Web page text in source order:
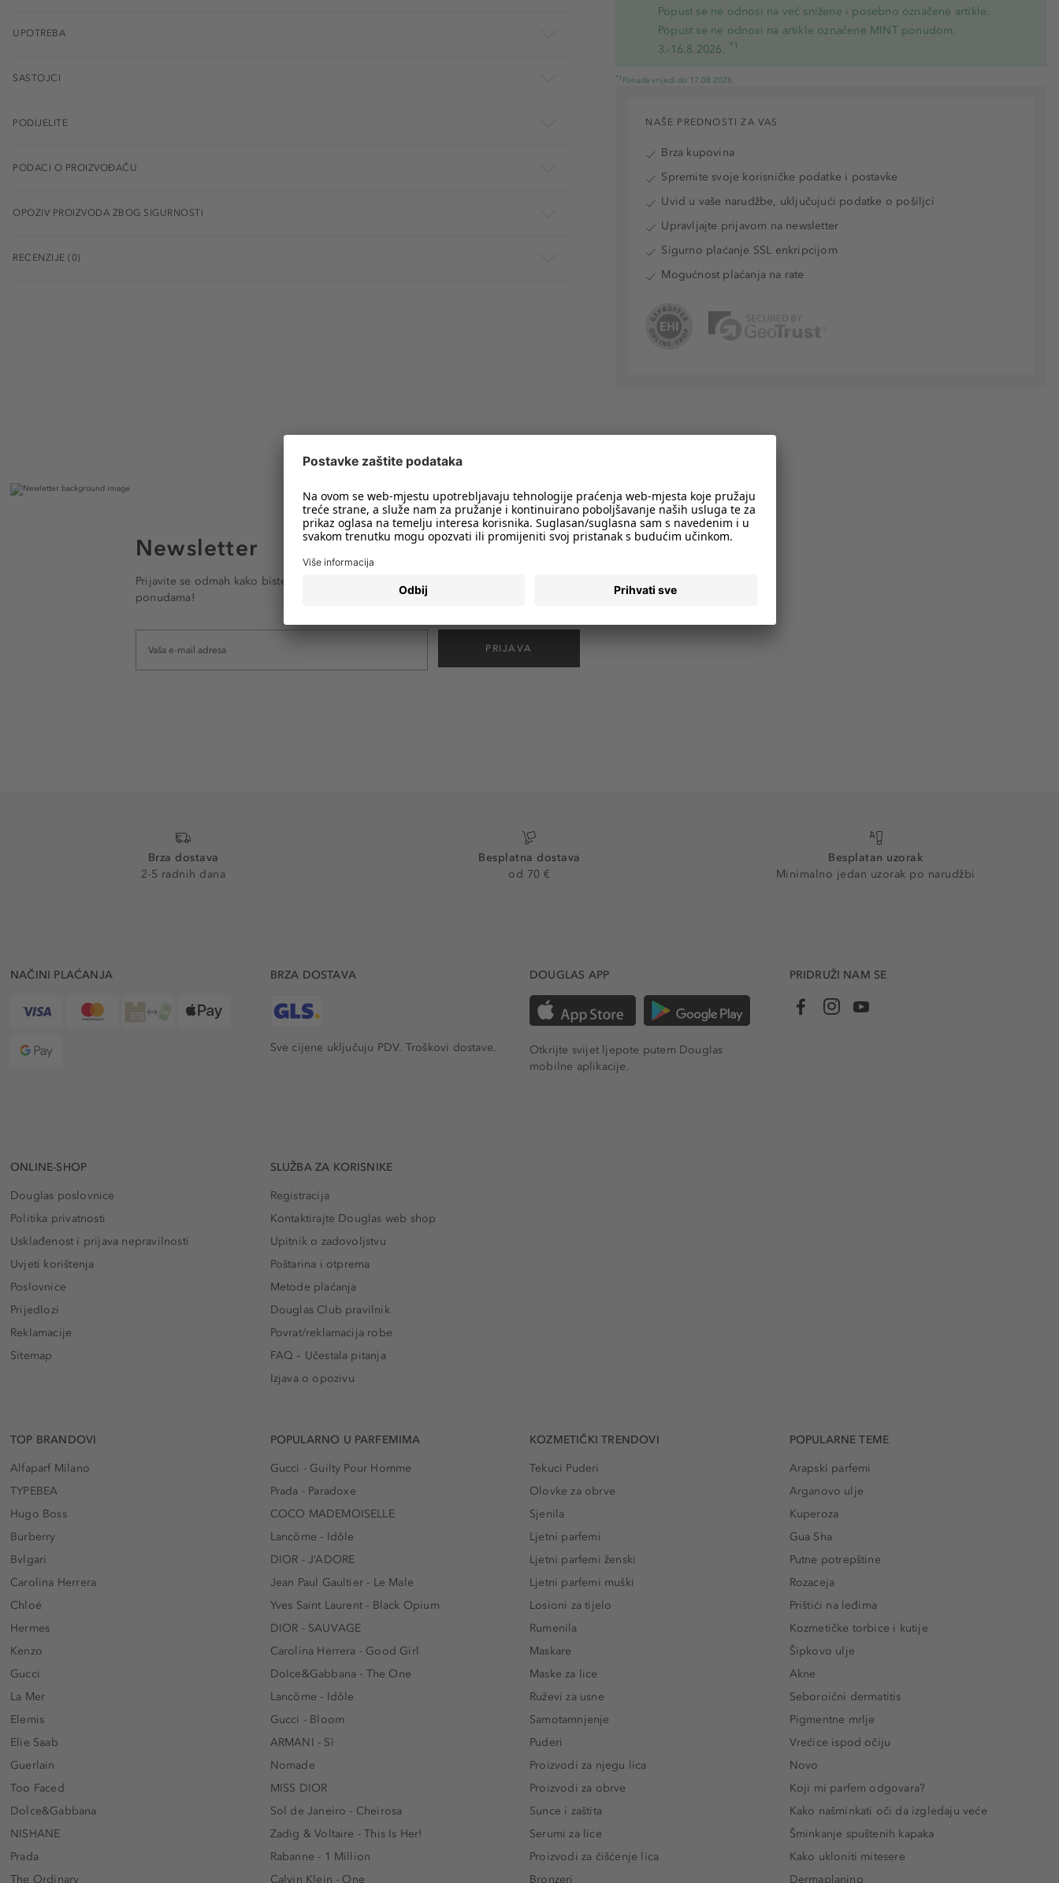
Popust se ne odnosi na već snižene i posebno označene artikle.
Popust se ne odnosi na artikle označene MINT ponudom.
3.-16.8.2026.
*1
*1 Ponuda vrijedi do 17.08.2026
UPOTREBA
SASTOJCI
PODIJELITE
PODACI O PROIZVOĐAČU
OPOZIV PROIZVODA ZBOG SIGURNOSTI
RECENZIJE (0)
NAŠE PREDNOSTI ZA VAS
Brza kupovina
Spremite svoje korisničke podatke i postavke
Uvid u vaše narudžbe, uključujući podatke o pošiljci
Upravljajte prijavom na newsletter
Sigurno plaćanje SSL enkripcijom
Mogućnost plaćanja na rate
Newsletter
Prijavite se odmah kako biste e-mailom primali obavijesti o svim trendovima i
ponudama!
PRIJAVA
Brza dostava
2-5 radnih dana
Besplatna dostava
od 70 €
Besplatan uzorak
Minimalno jedan uzorak po narudžbi
NAČINI PLAĆANJA BRZA DOSTAVA
Sve cijene uključuju PDV. Troškovi dostave.
DOUGLAS APP
Otkrijte svijet ljepote putem Douglas
mobilne aplikacije.
PRIDRUŽI NAM SE
ONLINE-SHOP
Douglas poslovnice
Politika privatnosti
Usklađenost i prijava nepravilnosti
Uvjeti korištenja
Poslovnice
Prijedlozi
Reklamacije
Sitemap
SLUŽBA ZA KORISNIKE
Registracija
Kontaktirajte Douglas web shop
Upitnik o zadovoljstvu
Poštarina i otprema
Metode plaćanja
Douglas Club pravilnik
Povrat/reklamacija robe
FAQ – Učestala pitanja
Izjava o opozivu
TOP BRANDOVI
Alfaparf Milano
TYPEBEA
Hugo Boss
Burberry
Bvlgari
Carolina Herrera
Chloé
Hermes
Kenzo
Gucci
La Mer
Elemis
Elie Saab
Guerlain
Too Faced
Dolce&Gabbana
NISHANE
Prada
The Ordinary
POPULARNO U PARFEMIMA
Gucci - Guilty Pour Homme
Prada - Paradoxe
COCO MADEMOISELLE
Lancôme - Idôle
DIOR - J’ADORE
Jean Paul Gaultier - Le Male
Yves Saint Laurent - Black Opium
DIOR - SAUVAGE
Carolina Herrera - Good Girl
Dolce&Gabbana - The One
Lancôme - Idôle
Gucci - Bloom
ARMANI - Sì
Nomade
MISS DIOR
Sol de Janeiro - Cheirosa
Zadig & Voltaire - This Is Her!
Rabanne - 1 Million
Calvin Klein - One
KOZMETIČKI TRENDOVI
Tekuci Puderi
Olovke za obrve
Sjenila
Ljetni parfemi
Ljetni parfemi ženski
Ljetni parfemi muški
Losioni za tijelo
Rumenila
Maskare
Maske za lice
Ruževi za usne
Samotamnjenje
Puderi
Proizvodi za njegu lica
Proizvodi za obrve
Sunce i zaštita
Serumi za lice
Proizvodi za čišćenje lica
Bronzeri
POPULARNE TEME
Arapski parfemi
Arganovo ulje
Kuperoza
Gua Sha
Putne potrepštine
Rozaceja
Prištići na leđima
Kozmetičke torbice i kutije
Šipkovo ulje
Akne
Seboroični dermatitis
Pigmentne mrlje
Vrećice ispod očiju
Novo
Koji mi parfem odgovara?
Kako našminkati oči da izgledaju veće
Šminkanje spuštenih kapaka
Kako ukloniti mitesere
Dermaplaning